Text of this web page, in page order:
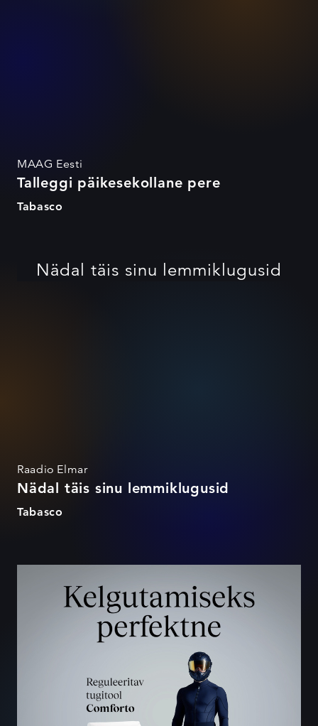
MAAG Eesti
Talleggi päikesekollane pere
Tabasco
Nädal täis sinu lemmiklugusid
Raadio Elmar
Nädal täis sinu lemmiklugusid
Tabasco